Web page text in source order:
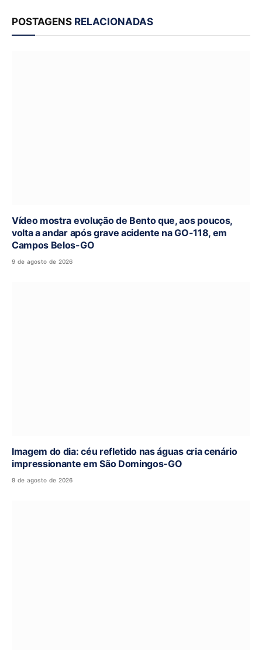
POSTAGENS RELACIONADAS
Vídeo mostra evolução de Bento que, aos poucos,
volta a andar após grave acidente na GO-118, em
Campos Belos-GO
9 de agosto de 2026
Imagem do dia: céu refletido nas águas cria cenário
impressionante em São Domingos-GO
9 de agosto de 2026